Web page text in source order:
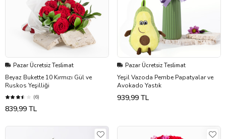
Pazar Ücretsiz Teslimat
Beyaz Bukette 10 Kırmızı Gül ve
Ruskos Yeşilliği
(6)
839,99 TL
Pazar Ücretsiz Teslimat
Yeşil Vazoda Pembe Papatyalar ve
Avokado Yastık
939,99 TL